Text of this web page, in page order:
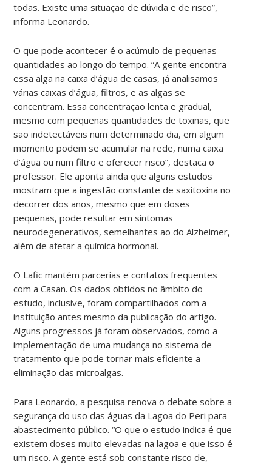
todas. Existe uma situação de dúvida e de risco”,
informa Leonardo.
O que pode acontecer é o acúmulo de pequenas
quantidades ao longo do tempo. “A gente encontra
essa alga na caixa d’água de casas, já analisamos
várias caixas d’água, filtros, e as algas se
concentram. Essa concentração lenta e gradual,
mesmo com pequenas quantidades de toxinas, que
são indetectáveis num determinado dia, em algum
momento podem se acumular na rede, numa caixa
d’água ou num filtro e oferecer risco”, destaca o
professor. Ele aponta ainda que alguns estudos
mostram que a ingestão constante de saxitoxina no
decorrer dos anos, mesmo que em doses
pequenas, pode resultar em sintomas
neurodegenerativos, semelhantes ao do Alzheimer,
além de afetar a química hormonal.
O Lafic mantém parcerias e contatos frequentes
com a Casan. Os dados obtidos no âmbito do
estudo, inclusive, foram compartilhados com a
instituição antes mesmo da publicação do artigo.
Alguns progressos já foram observados, como a
implementação de uma mudança no sistema de
tratamento que pode tornar mais eficiente a
eliminação das microalgas.
Para Leonardo, a pesquisa renova o debate sobre a
segurança do uso das águas da Lagoa do Peri para
abastecimento público. “O que o estudo indica é que
existem doses muito elevadas na lagoa e que isso é
um risco. A gente está sob constante risco de,